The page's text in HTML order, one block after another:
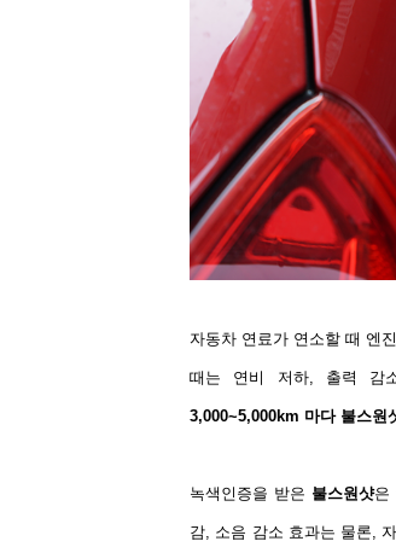
자동차 연료가 연소할 때 엔
때는 연비 저하, 출력 감
3,000~5,000km 마다 불스원
녹색인증을 받은 불스원샷은
감 소음 감소 효과는 물론 ,